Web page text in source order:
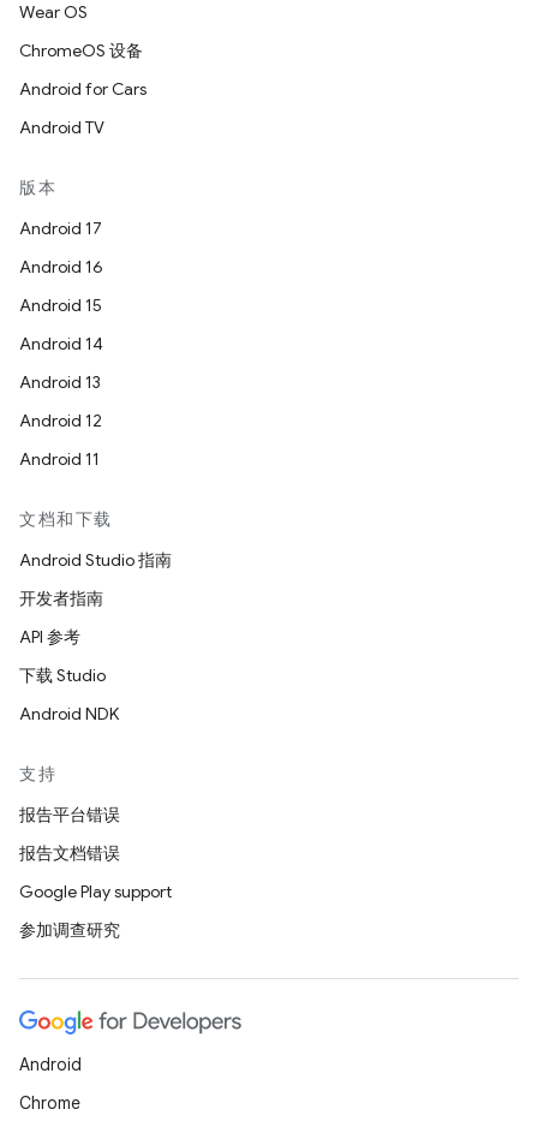
Wear OS
ChromeOS 设备
Android for Cars
Android TV
版本
Android 17
Android 16
Android 15
Android 14
Android 13
Android 12
Android 11
文档和下载
Android Studio 指南
开发者指南
API 参考
下载 Studio
Android NDK
支持
报告平台错误
报告文档错误
Google Play support
参加调查研究
Android
Chrome